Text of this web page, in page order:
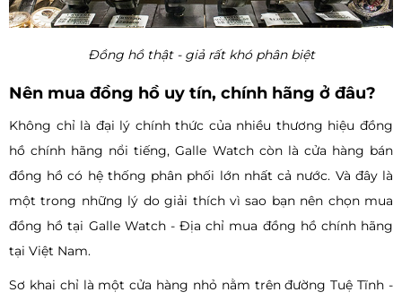
Đồng hồ thật - giả rất khó phân biệt
Nên mua đồng hồ uy tín, chính hãng ở đâu?
Không chỉ là đại lý chính thức của nhiều thương hiệu đồng
hồ chính hãng nổi tiếng, Galle Watch còn là cửa hàng bán
đồng hồ có hệ thống phân phối lớn nhất cả nước. Và đây là
một trong những lý do giải thích vì sao bạn nên chọn mua
đồng hồ tại Galle Watch - Địa chỉ mua đồng hồ chính hãng
tại Việt Nam.
Sơ khai chỉ là một cửa hàng nhỏ nằm trên đường Tuệ Tĩnh -